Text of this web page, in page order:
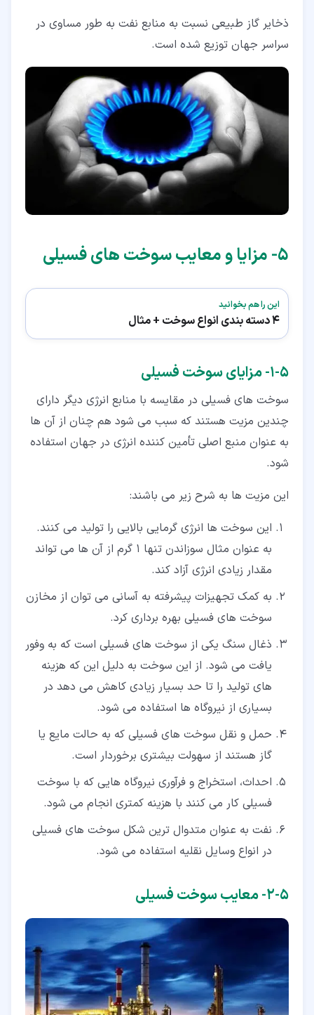
ذخایر گاز طبیعی نسبت به منابع نفت به طور مساوی در
سراسر جهان توزیع شده است.
۵‏- مزایا و معایب سوخت های فسیلی
این را هم بخوانید
4 دسته بندی انواع سوخت + مثال
۵‏-‏۱‏- مزایای سوخت فسیلی
سوخت های فسیلی در مقایسه با منابع انرژی دیگر دارای
چندین مزیت هستند که سبب می شود هم چنان از آن ها
به عنوان منبع اصلی تأمین کننده انرژی در جهان استفاده
شود.
این مزیت ها به شرح زیر می باشند:
این سوخت ها انرژی گرمایی بالایی را تولید می کنند.
به عنوان مثال سوزاندن تنها 1 گرم از آن ها می تواند
مقدار زیادی انرژی آزاد کند.
به کمک تجهیزات پیشرفته به آسانی می توان از مخازن
سوخت های فسیلی بهره برداری کرد.
ذغال سنگ یکی از سوخت های فسیلی است که به وفور
یافت می شود. از این سوخت به دلیل این که هزینه
های تولید را تا حد بسیار زیادی کاهش می دهد در
بسیاری از نیروگاه ها استفاده می شود.
حمل و نقل سوخت های فسیلی که به حالت مایع یا
گاز هستند از سهولت بیشتری برخوردار است.
احداث، استخراج و فرآوری نیروگاه هایی که با سوخت
فسیلی کار می کنند با هزینه کمتری انجام می شود.
نفت به عنوان متدوال ترین شکل سوخت های فسیلی
در انواع وسایل نقلیه استفاده می شود.
۵‏-‏۲‏- معایب سوخت فسیلی